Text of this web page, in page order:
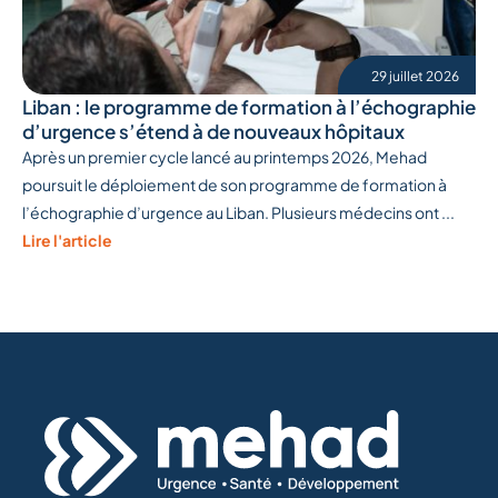
29 juillet 2026
Liban : le programme de formation à l’échographie
d’urgence s’étend à de nouveaux hôpitaux
Après un premier cycle lancé au printemps 2026, Mehad
poursuit le déploiement de son programme de formation à
l’échographie d’urgence au Liban. Plusieurs médecins ont ...
Lire l'article